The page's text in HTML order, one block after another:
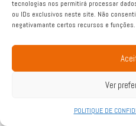
tecnologias nos permitirá processar
ou IDs exclusivos neste site. Não
negativamante certos recursos e funções.
Ver
POLITIQUE DE